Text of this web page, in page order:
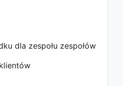
dla zespołu zespołów